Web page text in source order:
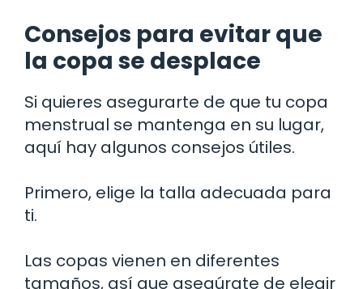
Consejos para evitar que
la copa se desplace
Si quieres asegurarte de que tu copa
menstrual se mantenga en su lugar,
aquí hay algunos consejos útiles.
Primero, elige la talla adecuada para
ti.
Las copas vienen en diferentes
tamaños, así que asegúrate de elegir